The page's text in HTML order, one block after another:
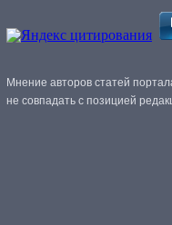
Мнение авторов статей
не совпадать с позицией